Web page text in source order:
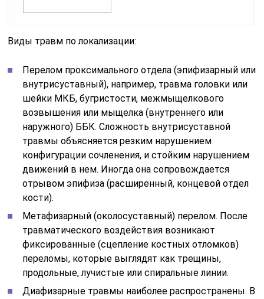
Виды травм по локализации:
Перелом проксимального отдела (эпифизарный или
внутрисуставный), например, травма головки или
шейки МКБ, бугристости, межмыщелкового
возвышения или мыщелка (внутреннего или
наружного) ББК. Сложность внутрисуставной
травмы объясняется резким нарушением
конфигурации сочленения, и стойким нарушением
движений в нем. Иногда она сопровождается
отрывом эпифиза (расширенный, концевой отдел
кости).
Метафизарный (околосуставный) перелом. После
травматического воздействия возникают
фиксированные (сцепление костных отломков)
переломы, которые выглядят как трещины,
продольные, лучистые или спиральные линии.
Диафизарные травмы наиболее распространены. В